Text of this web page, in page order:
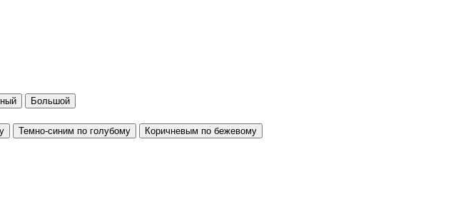
Большой
Темно-синим по голубому Коричневым по бежевому